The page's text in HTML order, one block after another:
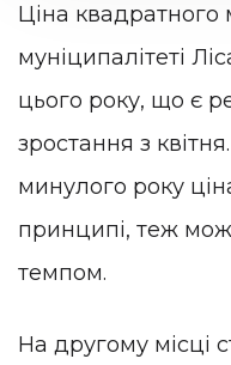
Ціна
муніципалітеті
цього року, що є
зростання з
минулого року
принципі, теж
темпом.
На другому місці